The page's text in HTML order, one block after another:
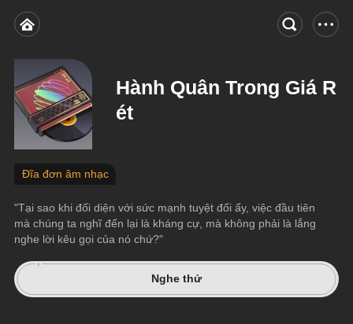
Hành Quân Trong Giá R
ét
Đĩa đơn âm nhạc
"Tại sao khi đối diện với sức mạnh tuyệt đối ấy, việc đầu tiên
mà chúng ta nghĩ đến lại là kháng cự, mà không phải là lắng
nghe lời kêu gọi của nó chứ?"
Nghe thử